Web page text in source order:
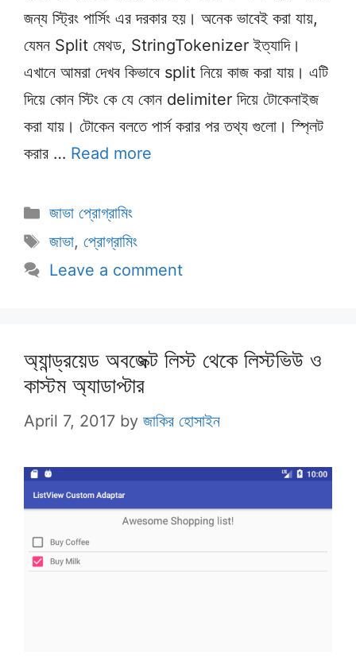
জন্য স্ট্রিং পার্সিং এর দরকার হয়। অনেক ভাবেই করা যায়,
যেমন Split মেথড, StringTokenizer ইত্যাদি।
এখানে আমরা দেখব কিভাবে split নিয়ে কাজ করা যায়। এটি
দিয়ে কোন স্টিং কে যে কোন delimiter দিয়ে টোকেনাইজ
করা যায়। টোকেন বলতে পার্স করার পর তথ্য গুলো। স্প্লিট
করার … Read more
Categories
জাভা প্রোগ্রামিং
Tags
জাভা, প্রোগ্রামিং
Leave a comment
অ্যান্ড্রয়েড অবজেক্ট লিস্ট থেকে লিস্টভিউ ও
কাস্টম অ্যাডাপ্টার
April 7, 2017 by জাকির হোসাইন